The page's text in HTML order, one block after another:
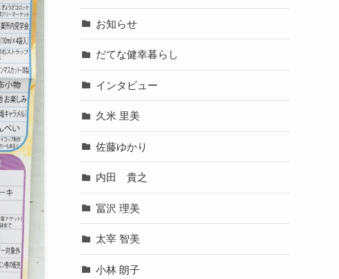
お知らせ
だてな健幸暮らし
インタビュー
久米 里美
佐藤ゆかり
内田 貴之
冨沢 理美
太宰 智美
小林 朗子